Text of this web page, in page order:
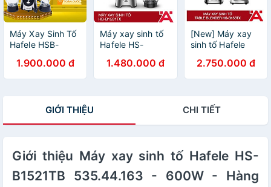
Máy Xay Sinh Tố
Hafele HSB-
600W) - Hàng
Chính Hãng
1.900.000 đ
Máy xay sinh tố
Hafele HS-
535.44.162 | Cối
chính 1.5L | Công
1.480.000 đ
[New] Máy xay
sinh tố Hafele
HÀNG CHÍNH
HÃNG -
2.750.000 đ
GIỚI THIỆU CHI TIẾT
Giới thiệu Máy xay sinh tố Hafele HS-
B1521TB 535.44.163 - 600W - Hàng